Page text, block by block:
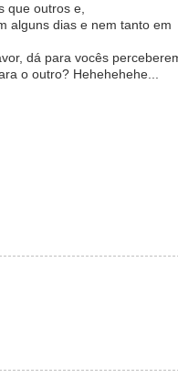
que outros e,
alguns dias e nem tanto em
dá para vocês
o outro? Hehehehehe...